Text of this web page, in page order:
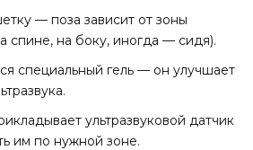
— поза зависит от зоны
спине, на боку, иногда — сидя).
специальный гель — он улучшает
ультразвуковой датчик
им по нужной зоне.